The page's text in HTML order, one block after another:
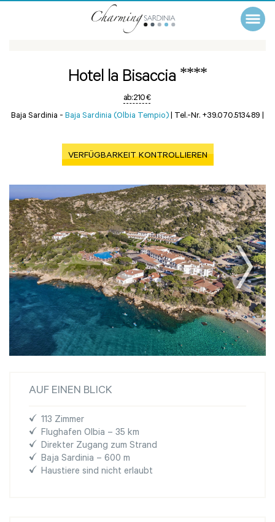
Hotel la Bisaccia ****
ab:210 €
Baja Sardinia - Baja Sardinia (Olbia Tempio) | Tel.-Nr. +39.070.513489 |
VERFÜGBARKEIT KONTROLLIEREN
AUF EINEN BLICK
113 Zimmer
Flughafen Olbia – 35 km
Direkter Zugang zum Strand
Baja Sardinia – 600 m
Haustiere sind nicht erlaubt